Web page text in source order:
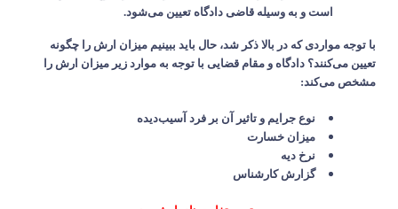
است و به وسیله قاضی دادگاه تعیین می‌شود.
با توجه مواردی که در بالا ذکر شد، حال باید ببینیم میزان ارش را چگونه
تعیین می‌کنند؟ دادگاه و مقام قضایی با توجه به موارد زیر میزان ارش را
مشخص می‌کند:
نوع جرایم و تاثیر آن بر فرد آسیب‌دیده
میزان خسارت
نرخ دیه
گزارش کارشناس